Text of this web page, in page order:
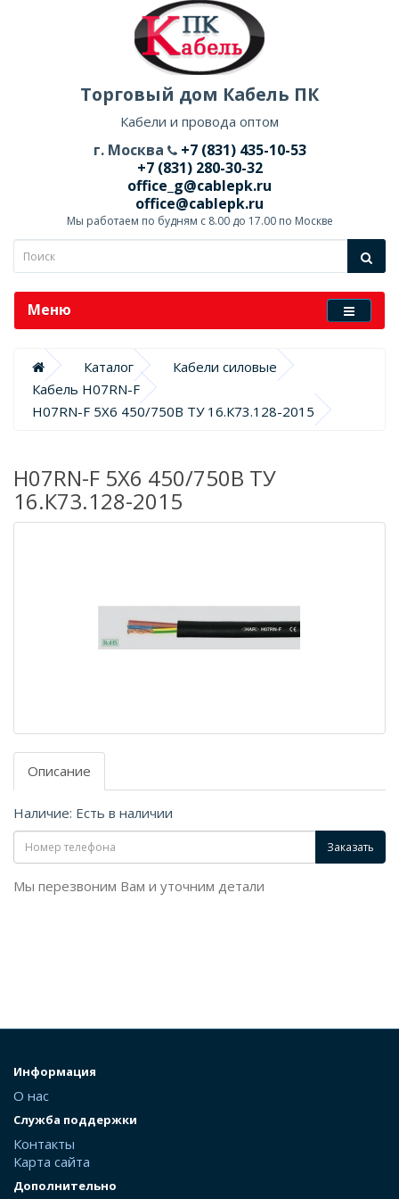
Торговый дом Кабель ПК
Кабели и провода оптом
г. Москва
+7 (831) 435-10-53
+7 (831) 280-30-32
office_g@cablepk.ru
office@cablepk.ru
Мы работаем по будням с 8.00 до 17.00 по Москве
Меню
Каталог
Кабели силовые
Кабель H07RN-F
H07RN-F 5X6 450/750В ТУ 16.К73.128-2015
H07RN-F 5X6 450/750В ТУ
16.К73.128-2015
Описание
Наличие: Есть в наличии
Заказать
Мы перезвоним Вам и уточним детали
Информация
О нас
Служба поддержки
Контакты
Карта сайта
Дополнительно